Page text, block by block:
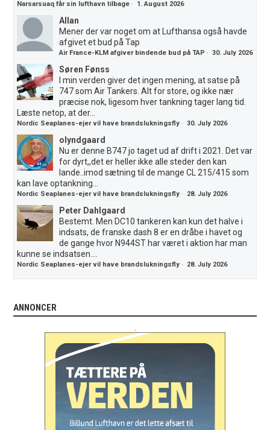
Narsarsuaq får sin lufthavn tilbage · 1. August 2026
Allan
Mener der var noget om at Lufthansa også havde
afgivet et bud på Tap
Air France-KLM afgiver bindende bud på TAP ·30. July 2026
Søren Fønss
I min verden giver det ingen mening, at satse på
747 som Air Tankers. Alt for store, og ikke nær
præcise nok, ligesom hver tankning tager lang tid.
Læste netop, at der...
Nordic Seaplanes-ejer vil have brandslukningsfly ·30. July 2026
olyndgaard
Nu er denne B747 jo taget ud af drift i 2021. Det var
for dyrt,,det er heller ikke alle steder den kan
lande..imod sætning til de mange CL 215/415 som
kan lave optankning...
Nordic Seaplanes-ejer vil have brandslukningsfly · 28. July 2026
Peter Dahlgaard
Bestemt. Men DC10 tankeren kan kun det halve i
indsats, de franske dash 8 er en dråbe i havet og
de gange hvor N944ST har været i aktion har man
kunne se indsatsen....
Nordic Seaplanes-ejer vil have brandslukningsfly · 28. July 2026
ANNONCER